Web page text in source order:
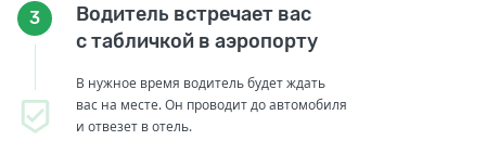
3
Водитель встречает вас
с табличкой в аэропорту
В нужное время водитель будет ждать
вас на месте. Он проводит до автомобиля
и отвезет в отель.